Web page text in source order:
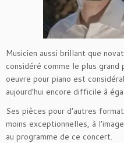
Musicien aussi brillant que
considéré comme le plus
oeuvre pour piano est
aujourd’hui encore difficile à
Ses pièces pour d’autres
moins exceptionnelles, à
au programme de ce concert.